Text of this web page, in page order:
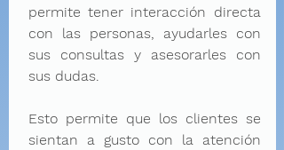
permite tener interacción directa
con las personas, ayudarles con
sus consultas y asesorarles con
sus dudas.
Esto permite que los clientes se
sientan a gusto con la atención